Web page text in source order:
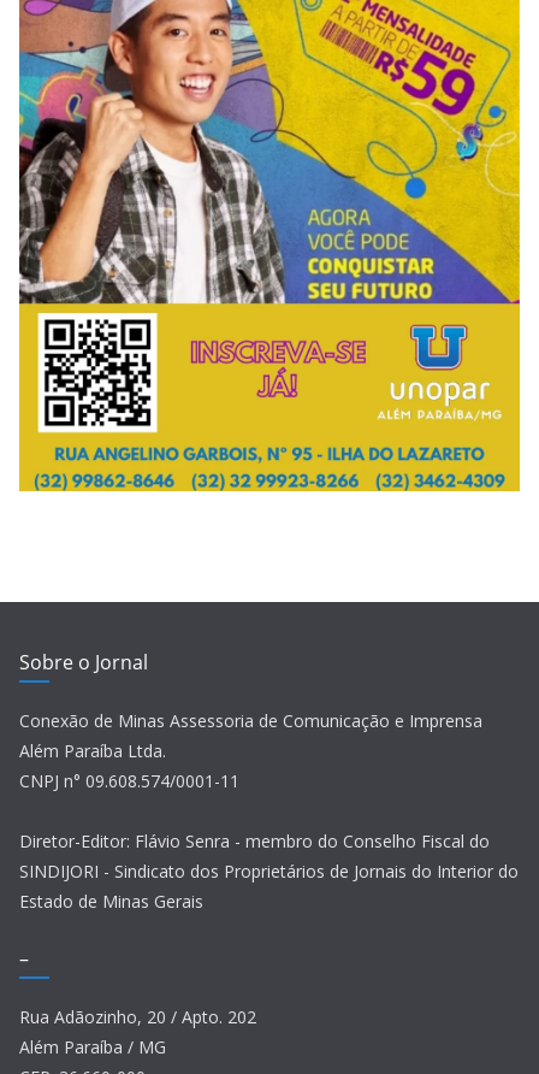
Sobre o Jornal
Conexão de Minas Assessoria de Comunicação e Imprensa
Além Paraíba Ltda.
CNPJ n° 09.608.574/0001-11
Diretor-Editor: Flávio Senra - membro do Conselho Fiscal do
SINDIJORI - Sindicato dos Proprietários de Jornais do Interior do
Estado de Minas Gerais
–
Rua Adãozinho, 20 / Apto. 202
Além Paraíba / MG